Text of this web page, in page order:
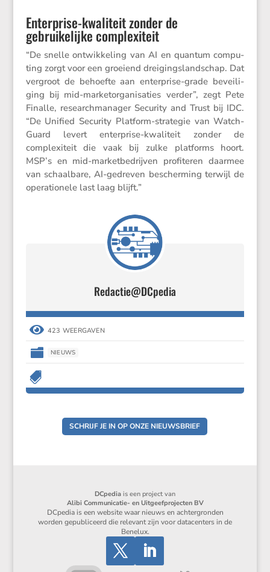
Enterprise-kwaliteit zonder de
gebruikelijke complexiteit
“De snelle ontwik­ke­ling van AI en quantum compu­
ting zorgt voor een groeiend dreigings­land­schap. Dat
vergroot de behoefte aan enter­prise-grade bevei­li­
ging bij mid-market­or­ga­ni­sa­ties verder”, zegt Pete
Finalle, research­ma­nager Security and Trust bij IDC.
“De Unified Security Platform-strategie van Watch­
Guard levert enter­prise-kwali­teit zonder de
complexi­teit die vaak bij zulke platforms hoort.
MSP’s en mid-market­be­drijven profi­teren daarmee
van schaal­bare, AI-gedreven bescher­ming terwijl de
opera­ti­o­nele last laag blijft.”
Redactie@DCpedia
 423 WEERGAVEN
 NIEUWS

SCHRIJF JE IN OP ONZE NIEUWSBRIEF
DCpedia is een project van
Alibi Communicatie- en Uitgeefprojecten BV
DCpedia is een website waar nieuws en achtergronden
worden gepubliceerd die relevant zijn voor datacenters in de
Benelux.